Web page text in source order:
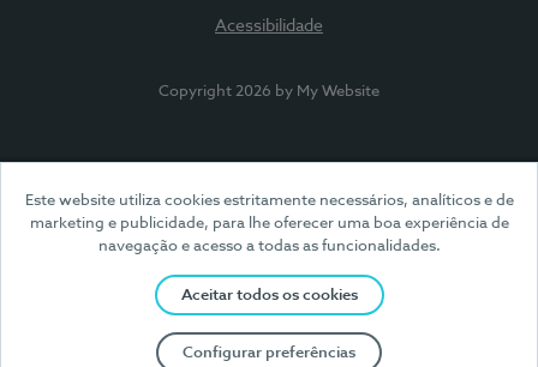
Este website utiliza cookies estritamente necessários, analíticos e de
marketing e publicidade, para lhe oferecer uma boa experiência de
navegação e acesso a todas as funcionalidades.
Aceitar todos os cookies
Configurar preferências
Acessibilidade
Copyright 2026 by My Website